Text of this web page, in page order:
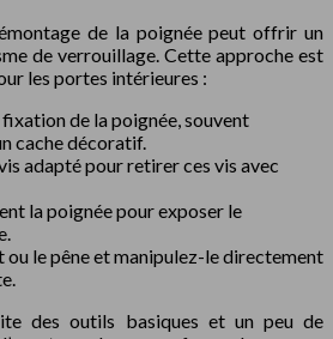
de la poignée peut offrir un
de verrouillage. Cette approche est
les portes intérieures :
fixation de la poignée, souvent
cache décoratif.
adapté pour retirer ces vis avec
la poignée pour exposer le
ou le pêne et manipulez-le directement
des outils basiques et un peu de